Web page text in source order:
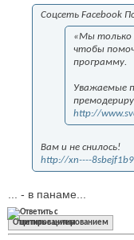
Соцсеть Facebook
«Мы только
чтобы
программу.
Уважаемые
http://
Вам и не снилось!
http://xn----
... - в панаме...
Ответить с цитированием